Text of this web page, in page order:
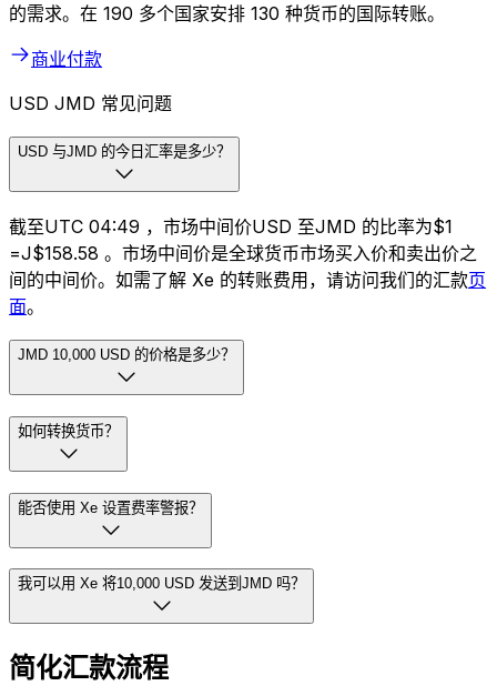
的需求。在 190 多个国家安排 130 种货币的国际转账。
商业付款
USD JMD 常见问题
USD 与JMD 的今日汇率是多少？
截至UTC 04:49 ，市场中间价USD 至JMD 的比率为$1
=J$158.58 。市场中间价是全球货币市场买入价和卖出价之
间的中间价。如需了解 Xe 的转账费用，请访问我们的汇款页
面。
JMD 10,000 USD 的价格是多少？
如何转换货币？
能否使用 Xe 设置费率警报？
我可以用 Xe 将10,000 USD 发送到JMD 吗？
简化汇款流程